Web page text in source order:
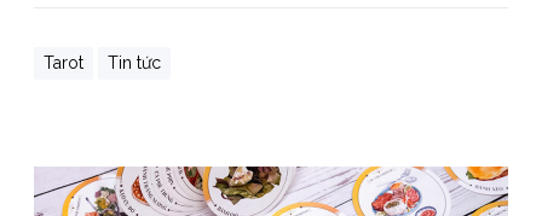
Tarot Tin tức